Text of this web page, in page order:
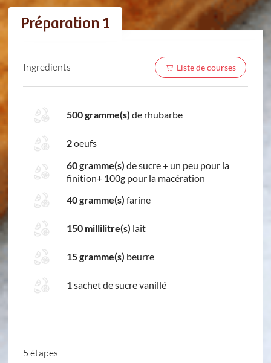
Préparation 1
Ingredients Liste de courses
500 gramme(s) de rhubarbe
2oeufs
60 gramme(s) de sucre + un peu pour la
finition+ 100g pour la macération
40 gramme(s) farine
150 millilitre(s) lait
15 gramme(s) beurre
1sachet de sucre vanillé
5 étapes